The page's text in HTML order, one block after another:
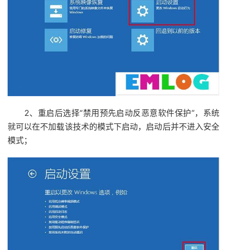
2、重启后选择“禁用预先启动反恶意软件保护”，系统
就可以在不加载该技术的模式下启动，启动后并不进入安全
模式；